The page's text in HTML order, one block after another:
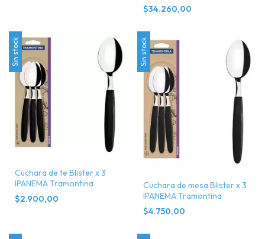
$34.260,00
Sin stock
Cuchara de te Blister x 3
IPANEMA Tramontina
$2.900,00
Sin stock
Cuchara de mesa Blister x 3
IPANEMA Tramontina
$4.750,00